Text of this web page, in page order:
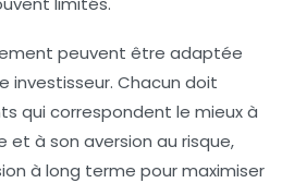
peuvent être adaptée
investisseur. Chacun doit
qui correspondent le mieux à
et à son aversion au risque,
à long terme pour maximiser